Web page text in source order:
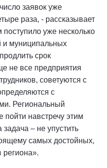
заявок уже
раза, - рассказывает
уже несколько
и муниципальных
срок
не все предприятия
советуются с
с
Региональный
пойти навстречу этим
– не упустить
самых достойных,